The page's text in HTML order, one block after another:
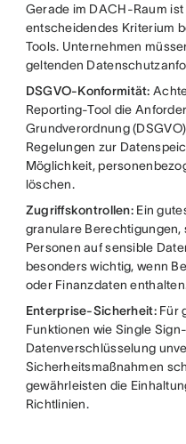
Gerade im DACH-Raum
entscheidendes Kriterium
Tools. Unternehmen
geltenden
DSGVO-Konformität:
Reporting-Tool die
Grundverordnung
Regelungen zur
Möglichkeit,
löschen.
Zugriffskontrollen: Ein
granulare Berechtigungen,
Personen auf sensible
besonders wichtig, wenn
oder Finanzdaten
Enterprise-Sicherheit:Für
Funktionen wie Single
Datenverschlüsselung
Sicherheitsmaßnahmen
gewährleisten die
Richtlinien.